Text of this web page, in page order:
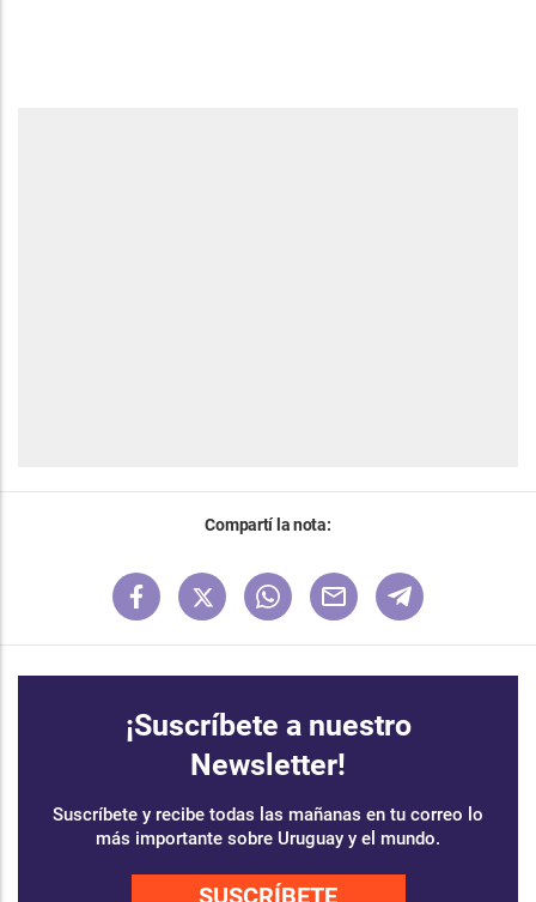
Compartí la nota:
¡Suscríbete a nuestro
Newsletter!
Suscríbete y recibe todas las mañanas en tu correo lo
más importante sobre Uruguay y el mundo.
SUSCRÍBETE